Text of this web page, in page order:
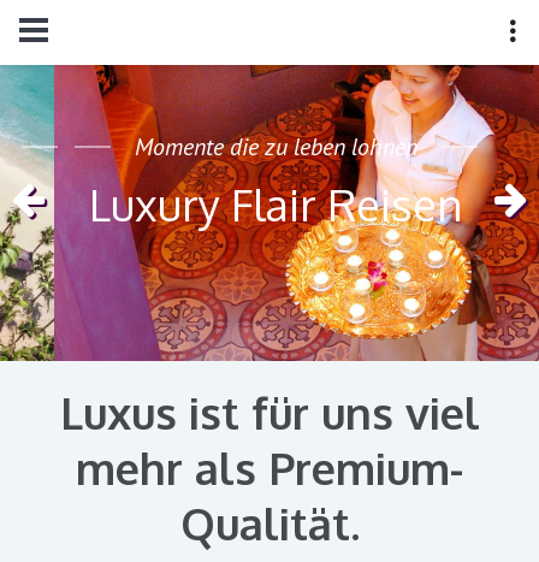
Momente die zu leben lohnen
Luxury Flair Reisen
Luxus ist für uns viel
mehr als Premium-
Qualität.